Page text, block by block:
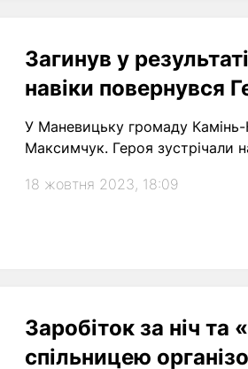
Загинув у
навіки повернувся
У Маневицьку громаду
Максимчук. Героя зустрічали
18 жовтня 2023, 18:09
Заробіток за ніч та
спільницею